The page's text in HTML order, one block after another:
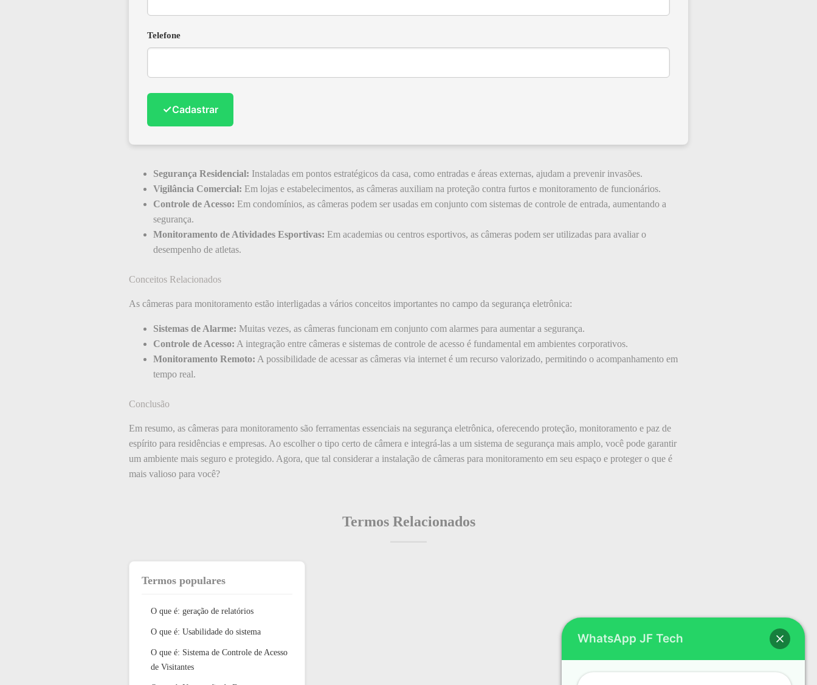
Telefone
✓Cadastrar
Segurança Residencial: Instaladas em pontos estratégicos da casa, como entradas e áreas externas, ajudam a prevenir invasões.
Vigilância Comercial: Em lojas e estabelecimentos, as câmeras auxiliam na proteção contra furtos e monitoramento de funcionários.
Controle de Acesso: Em condomínios, as câmeras podem ser usadas em conjunto com sistemas de controle de entrada, aumentando a
segurança.
Monitoramento de Atividades Esportivas: Em academias ou centros esportivos, as câmeras podem ser utilizadas para avaliar o
desempenho de atletas.
Conceitos Relacionados
As câmeras para monitoramento estão interligadas a vários conceitos importantes no campo da segurança eletrônica:
Sistemas de Alarme: Muitas vezes, as câmeras funcionam em conjunto com alarmes para aumentar a segurança.
Controle de Acesso: A integração entre câmeras e sistemas de controle de acesso é fundamental em ambientes corporativos.
Monitoramento Remoto: A possibilidade de acessar as câmeras via internet é um recurso valorizado, permitindo o acompanhamento em
tempo real.
Conclusão
Em resumo, as câmeras para monitoramento são ferramentas essenciais na segurança eletrônica, oferecendo proteção, monitoramento e paz de
espírito para residências e empresas. Ao escolher o tipo certo de câmera e integrá-las a um sistema de segurança mais amplo, você pode garantir
um ambiente mais seguro e protegido. Agora, que tal considerar a instalação de câmeras para monitoramento em seu espaço e proteger o que é
mais valioso para você?
Termos Relacionados
Termos populares
O que é: geração de relatórios
O que é: Usabilidade do sistema
O que é: Sistema de Controle de Acesso
de Visitantes
WhatsApp JF Tech